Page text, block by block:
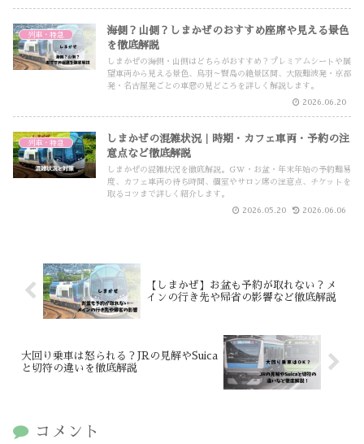
列車・特急
海側？山側？しまかぜのおすすめ座席や見える景色
を徹底解説
しまかぜの海側・山側はどちらがおすすめ？プレミアムシートや展
望車両から見える景色、鳥羽～賢島の絶景区間、大阪難波発・京都
発・名古屋発ごとの車窓の見どころを詳しく解説します。
2026.06.20
列車・特急
しまかぜの混雑状況｜時期・カフェ車両・予約の注
意点など徹底解説
しまかぜの混雑状況を徹底解説。GW・お盆・年末年始の予約難易
度、カフェ車両の待ち時間、個室やサロン席の注意点、チケットを
取るコツまで詳しく紹介します。
2026.05.20 2026.06.06
【しまかぜ】お盆も予約が取れない？メ
インの行き先や帰省の影響など徹底解説
大回り乗車は怒られる？JRの見解やSuica
と切符の違いを徹底解説
コメント